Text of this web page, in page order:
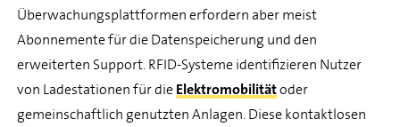
Überwachungsplattformen erfordern aber meist
Abonnemente für die Datenspeicherung und den
erweiterten Support. RFID-Systeme identifizieren Nutzer
von Ladestationen für dieElektromobilitätoder
gemeinschaftlich genutzten Anlagen. Diese kontaktlosen